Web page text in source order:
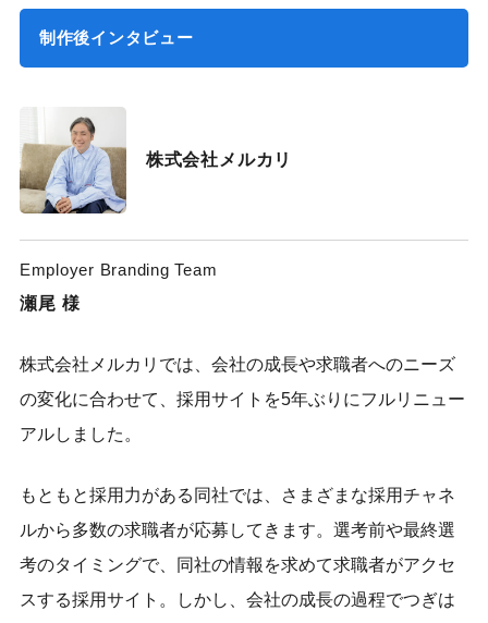
this
制作後インタビュー
株式会社メルカリ
Employer Branding Team
瀬尾 様
株式会社メルカリでは、会社の成長や求職者へのニーズ
の変化に合わせて、採用サイトを5年ぶりにフルリニュー
アルしました。
もともと採用力がある同社では、さまざまな採用チャネ
ルから多数の求職者が応募してきます。選考前や最終選
考のタイミングで、同社の情報を求めて求職者がアクセ
スする採用サイト。しかし、会社の成長の過程でつぎは